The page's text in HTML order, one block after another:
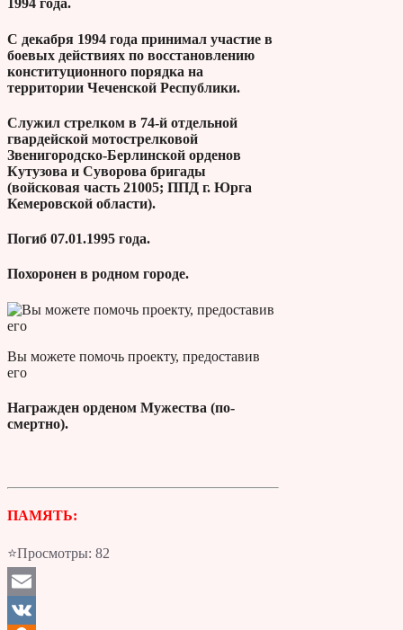
1994 года.
С декаб­ря 1994 года принимал участие в
боевых действиях по восстановлению
конституционного порядка на
территории Чеченской Республики.
Служил стрелком в 74-й отдельной
гвардейской мотострелковой
Звенигородско-Берлинской орденов
Кутузова и Суворова бригады
(войсковая часть 21005; ППД г. Юрга
Кемеровской области).
Погиб 07.01.1995 года.
Похоронен в родном городе.
Вы можете помочь проекту, предоставив
его
Награжден орденом Мужества (по­
смертно).
ПАМЯТЬ:
⭐Просмотры: 82
Email